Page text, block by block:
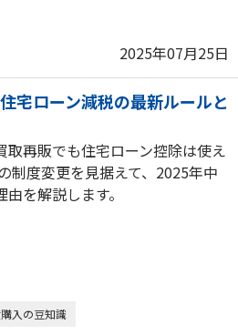
2025年07月25日
宅ローン減税の最新ルールと
取再販でも住宅ローン控除は使え
制度変更を見据えて、2025年中
を解説します。
入の豆知識